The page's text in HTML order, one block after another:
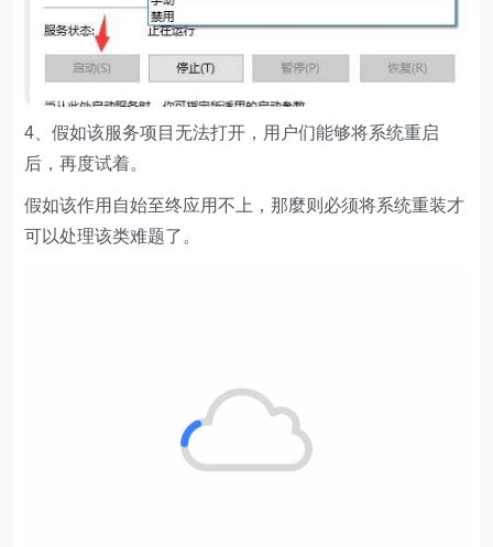
4、假如该服务项目无法打开，用户们能够将系统重启
后，再度试着。
假如该作用自始至终应用不上，那麼则必须将系统重装才
可以处理该类难题了。